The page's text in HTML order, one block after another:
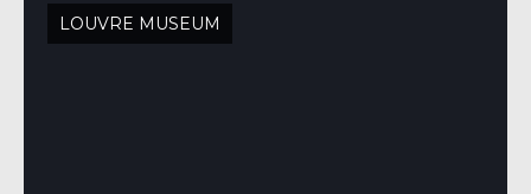
LOUVRE MUSEUM